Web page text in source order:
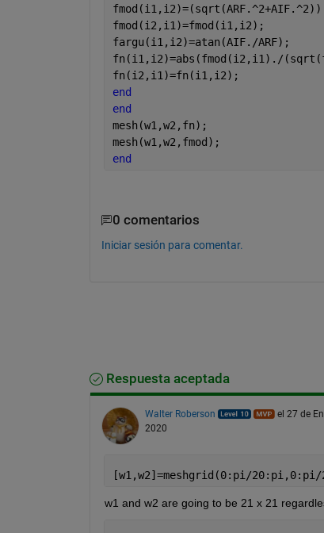
fmod(i2,i1)=fmod(i1,i2);
fargu(i1,i2)=atan(AIF./ARF);
fn(i1,i2)=abs(fmod(i2,i1)./
fn(i2,i1)=fn(i1,i2);
end
end
mesh(w1,w2,fn);
mesh(w1,w2,fmod);
end
0 comentarios
Iniciar sesión para comentar.
Respuesta aceptada
Walter Roberson
el 27 de
2020
[w1,w2]=meshgrid(0:pi/
w1 and w2 are going to be 21 x 21